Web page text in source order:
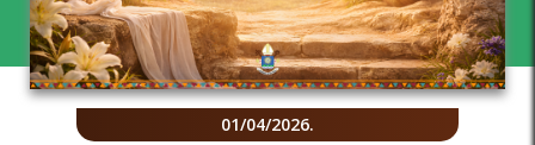
01/04/2026.